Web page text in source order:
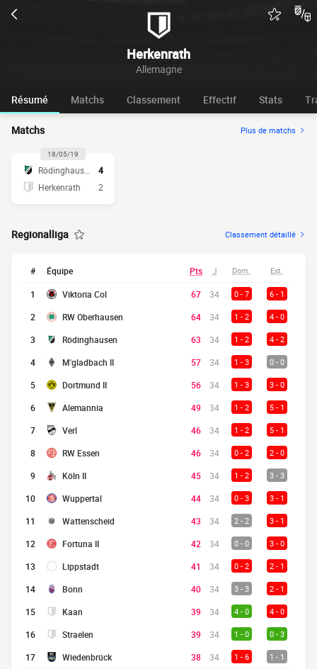
Herkenrath
Allemagne
Résumé Matchs Classement Effectif Stats
Matchs Plus de matchs
18/05/19
4
Herkenrath
2
Regionalliga Classement détaillé
# Équipe Pts J Dom. Ext.
1 Viktoria Col 67 34 0 - 7 6 - 1
2 RW Oberhausen 64 34 1 - 2 4 - 0
3 Rödinghausen 63 34 1 - 2 4 - 2
4 M'gladbach II 57 34 1 - 3 0 - 0
5 Dortmund II 56 34 1 - 3 3 - 0
6 Alemannia 49 34 1 - 2 5 - 1
7 Verl 46 34 1 - 2 5 - 1
8 RW Essen 46 34 0 - 2 2 - 0
9 Köln II 45 34 1 - 2 3 - 3
10 Wuppertal 44 34 0 - 3 3 - 1
11 Wattenscheid 43 34 2 - 2 3 - 1
12 Fortuna II 42 34 0 - 0 3 - 0
13 Lippstadt 41 34 0 - 2 2 - 1
14 Bonn 40 34 3 - 3 2 - 1
15 Kaan 39 34 4 - 0 4 - 0
16 Straelen 39 34 1 - 0 0 - 3
17 Wiedenbrück 38 34 1 - 6 1 - 1